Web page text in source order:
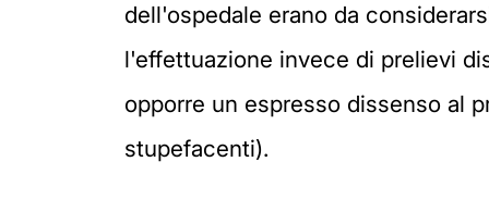
dell'ospedale erano da
l'effettuazione invece di prelievi
opporre un espresso dissenso al
stupefacenti).